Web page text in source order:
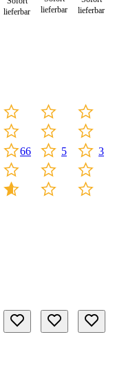
lieferbar
66
lieferbar
5
lieferbar
3